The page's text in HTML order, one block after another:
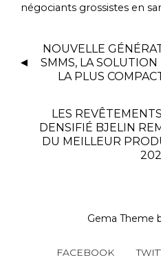
négociants grossistes en
NOUVELLE
SMMS, LA
LA PLUS
LES
DENSIFIÉ BJELIN
DU MEILLEUR
Gema Theme
FACEBOOK